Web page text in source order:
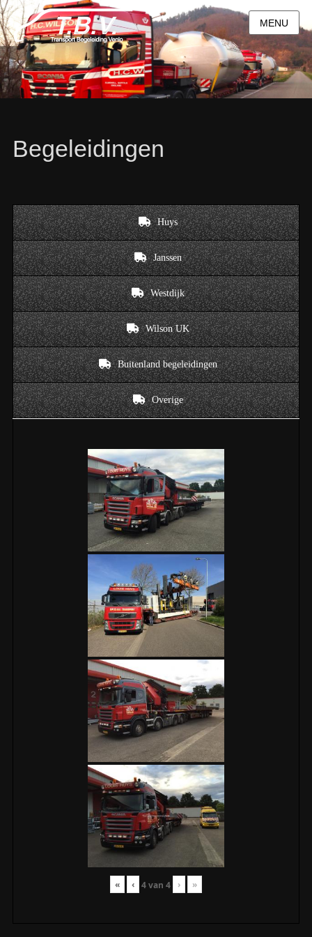
MENU
Begeleidingen
Huys
Janssen
Westdijk
Wilson UK
Buitenland begeleidingen
Overige
« ‹ 4van 4 › »